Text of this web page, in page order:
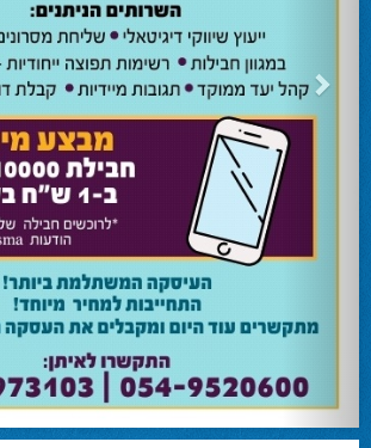
השרה מירי רגב קוראת לבוא ולהצביע ולהשפיע
השרה מירי רגב קוראת לבוא ולהצביע ולהשפיע בבחירות המוניציפליות
אוהד שגב הפסיד בעכו
עמיחי בן שלוש מקורבו של השר ניר ברקת ניצח את הבחירות בעכו
מחל זכתה במנדט אחד בבאר שבע
עו''ד אמנון כהן שעומד בראש רשימת מחל למועצת העיר זכה במנדט
בוקר שהתמודד אף הוא למועצה לא הצליח להיבחר.
המשבר בליכוד העולמי
האם ההסכם של מיקי זוהר מחזק את הימין או השמאל? האם ההסכם
או הדחה? ומה יחליט בעתיד המרכז? עוד שנה בחירות בליכוד העולמי .
המלא - עמ' 4.